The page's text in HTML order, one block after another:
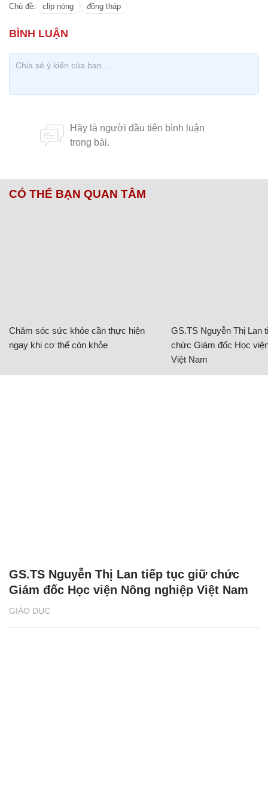
Chủ đề: clip nóng đồng tháp
CÓ THỂ BẠN QUAN TÂM
Chăm sóc sức khỏe cần thực hiện
ngay khi cơ thể còn khỏe
GS.TS Nguyễn Thị Lan
chức Giám đốc Học
Việt Nam
GIÁO DỤC
GS.TS Nguyễn Thị Lan tiếp tục giữ chức
Giám đốc Học viện Nông nghiệp Việt Nam